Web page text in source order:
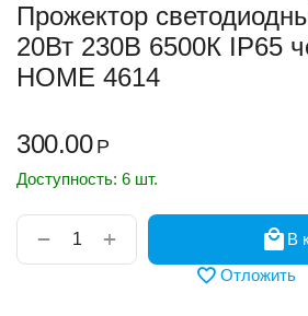
Прожектор
20Вт 230В 6500К IP65
HOME 4614
300.00 Р
Доступность: 6 шт.
+
−
В
Отложить